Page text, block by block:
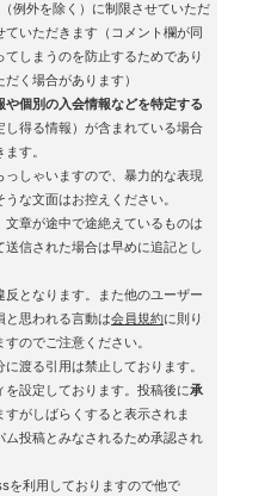
例外を除く）に制限させていただ
いただきます（コメント欄が同
しまうのを防止するためであり
く場合があります）
や個別の入会情報などを特定する
し得る情報）が含まれている場合
す。
っしゃいますので、暴力的な表現
な文面はお控えください。
文章が途中で途絶えているものは
信された場合は早めに追記とし
反となります。また他のユーザー
と思われる言動は会員規約に則り
のでご注意ください。
渡る引用は禁止しております。
を設定しております。投稿後に承
すがしばらくすると表示されま
投稿とみなされるため承認され
を利用しておりますので他で